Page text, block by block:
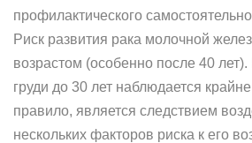
профилактического
Риск развития рака молочной
возрастом (особенно после 40 лет).
груди до 30 лет наблюдается
правило, является следствием
нескольких факторов риска к его